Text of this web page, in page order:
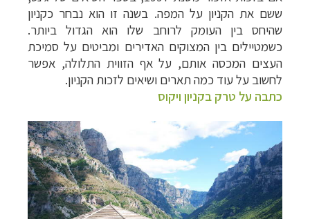
ששם את הקניון על המפה. בשנה זו הוא נבחר כקניון
שהיחס בין העומק לרוחב שלו הוא הגדול ביותר.
כשמטיילים בין המצוקים האדירים ומביטים על סמיכת
העצים המכסה אותם, על אף הזווית התלולה, אפשר
לחשוב על עוד כמה תארים ושיאים לזכות הקניון.
כתבה על טרק בקניון ויקוס